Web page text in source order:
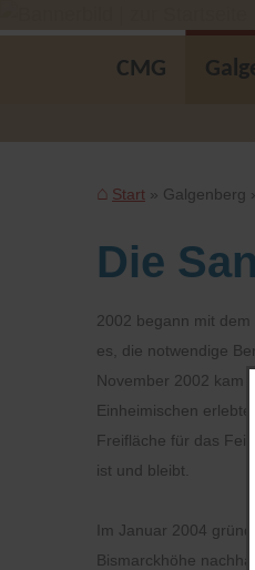
CMG
Start Galgenberg
Die
2002 begann mit
es, die notwendige
November 2002 kam
Einheimischen
Freifläche für das
ist und bleibt.
Im Januar 2004
Bismarckhöhe